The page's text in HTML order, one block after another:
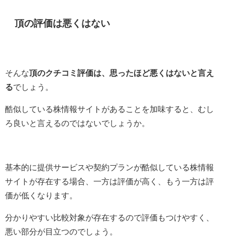
頂の評価は悪くはない
そんな頂のクチコミ評価は、思ったほど悪くはないと言え
るでしょう。
酷似している株情報サイトがあることを加味すると、むし
ろ良いと言えるのではないでしょうか。
基本的に提供サービスや契約プランが酷似している株情報
サイトが存在する場合、一方は評価が高く、もう一方は評
価が低くなります。
分かりやすい比較対象が存在するので評価もつけやすく、
悪い部分が目立つのでしょう。